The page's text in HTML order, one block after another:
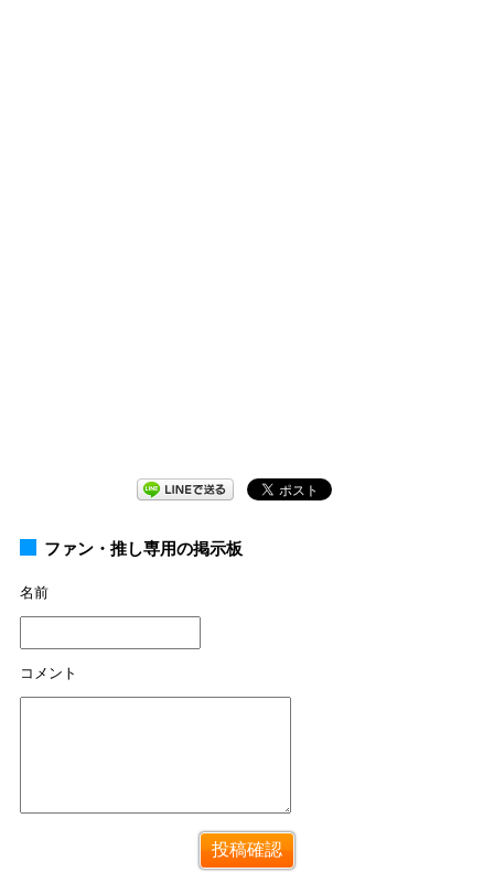
ファン・推し専用の掲示板
名前
コメント